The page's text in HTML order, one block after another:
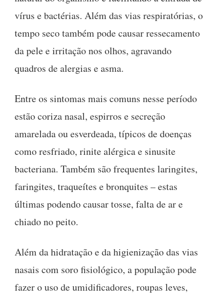
vírus e bactérias. Além das vias respiratórias, o
tempo seco também pode causar ressecamento
da pele e irritação nos olhos, agravando
quadros de alergias e asma.
Entre os sintomas mais comuns nesse período
estão coriza nasal, espirros e secreção
amarelada ou esverdeada, típicos de doenças
como resfriado, rinite alérgica e sinusite
bacteriana. Também são frequentes laringites,
faringites, traqueítes e bronquites – estas
últimas podendo causar tosse, falta de ar e
chiado no peito.
Além da hidratação e da higienização das vias
nasais com soro fisiológico, a população pode
fazer o uso de umidificadores, roupas leves,